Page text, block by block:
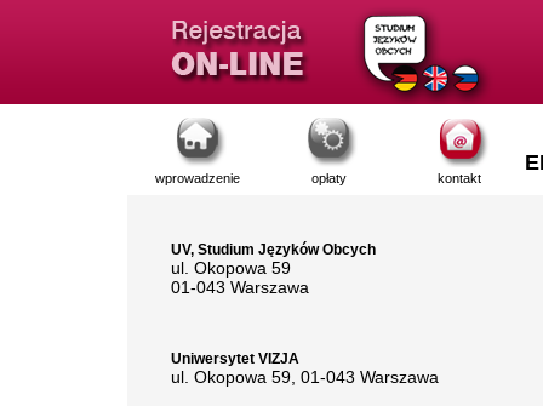
wprowadzenie opłaty kontakt
UV, Studium Języków Obcych
ul. Okopowa 59
01-043 Warszawa
Uniwersytet VIZJA
ul. Okopowa 59, 01-043 Warszawa